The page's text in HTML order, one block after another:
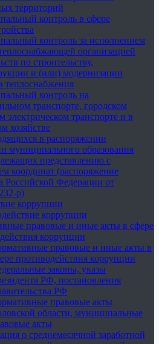
территорий
контроль в сфере
контроль за исполнением
организацией
по строительству,
и (или) модернизации
теплоснабжения
контроль на
транспорте, городском
электрическом транспорте и в
хозяйстве
в распоряжении
муниципального образования
представлению с
координат (распоряжение
Российской Федерации от
р)
коррупции
коррупции
правовые и иные акты в сфере
коррупции
правовые и иные акты в
противодействия коррупции
законы, указы
РФ, постановления
РФ
правовые акты
области, муниципальные
акты
о среднемесячной заработной